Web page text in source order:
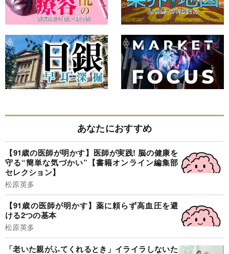
あなたにおすすめ
【91歳の医師が明かす】医師が実践! 脳の健康を
守る“簡単な気づかい”【書籍オンライン編集部
セレクション】
松原英多
【91歳の医師が明かす】薬に頼らず高血圧を避
ける2つの基本
松原英多
「老いた親がふてくれるとき」イライラしないた